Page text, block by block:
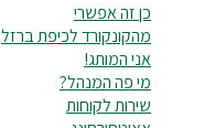
כן זה אפשרי
מהקונקורד לכיפת ברזל
אני המותג!
מי פה המנהל?
שירות לקוחות